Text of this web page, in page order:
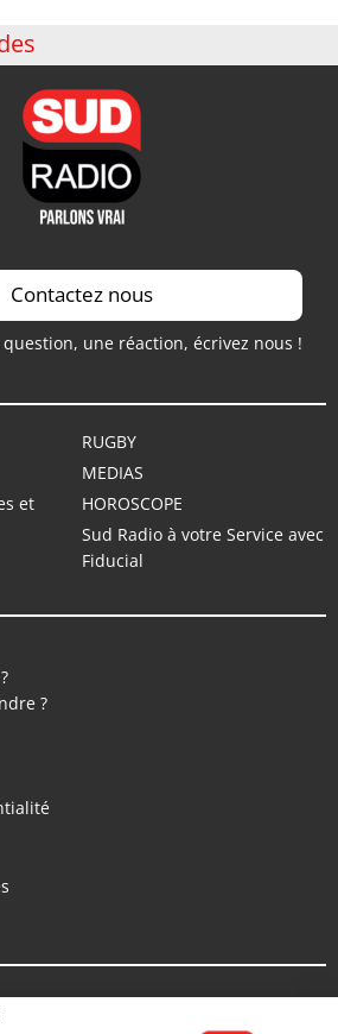
Contactez nous
une réaction, écrivez nous !
RUGBY
MEDIAS
et
HOROSCOPE
Sud Radio à votre Service avec
Fiducial
?